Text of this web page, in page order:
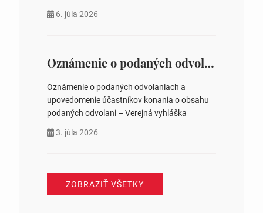
na hlasovaní https://www.volbysr.sk/…
6. júla 2026
Oznámenie o podaných odvolaniach a upovedomenie účastníkov konania o obsahu podaných odvolani – Verejná vyhláška
Oznámenie o podaných odvolaniach a
upovedomenie účastníkov konania o obsahu
podaných odvolani – Verejná vyhláška
3. júla 2026
ZOBRAZIŤ VŠETKY